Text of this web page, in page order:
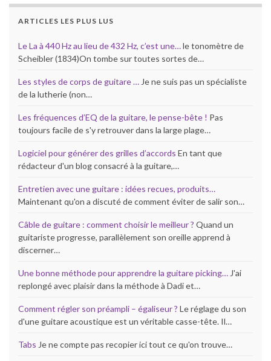
ARTICLES LES PLUS LUS
Le La à 440 Hz au lieu de 432 Hz, c’est une…le tonomètre de
Scheibler (1834)On tombe sur toutes sortes de…
Les styles de corps de guitare … Je ne suis pas un spécialiste
de la lutherie (non…
Les fréquences d’EQ de la guitare, le pense-bête ! Pas
toujours facile de s'y retrouver dans la large plage…
Logiciel pour générer des grilles d’accords En tant que
rédacteur d'un blog consacré à la guitare,…
Entretien avec une guitare : idées recues, produits…
Maintenant qu'on a discuté de comment éviter de salir son…
Câble de guitare : comment choisir le meilleur ? Quand un
guitariste progresse, parallèlement son oreille apprend à
discerner…
Une bonne méthode pour apprendre la guitare picking… J'ai
replongé avec plaisir dans la méthode à Dadi et…
Comment régler son préampli – égaliseur ? Le réglage du son
d'une guitare acoustique est un véritable casse-tête. Il…
Tabs Je ne compte pas recopier ici tout ce qu'on trouve…